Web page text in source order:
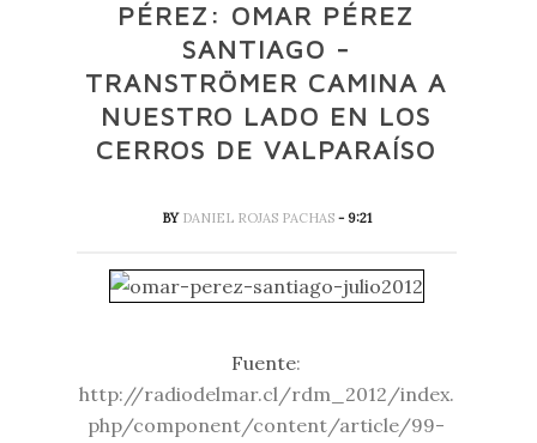
PÉREZ: OMAR PÉREZ
SANTIAGO -
TRANSTRÖMER CAMINA A
NUESTRO LADO EN LOS
CERROS DE VALPARAÍSO
BY DANIEL ROJAS PACHAS - 9:21
Fuente:
http://radiodelmar.cl/rdm_2012/index.
php/component/content/article/99-